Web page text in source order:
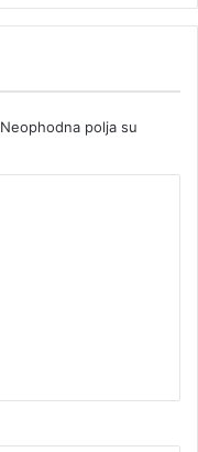
Neophodna polja su